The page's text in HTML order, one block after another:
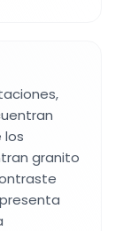
los
granito